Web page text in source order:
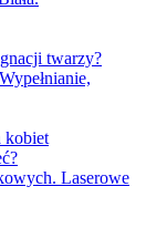
twarzy?
kobiet
Laserowe